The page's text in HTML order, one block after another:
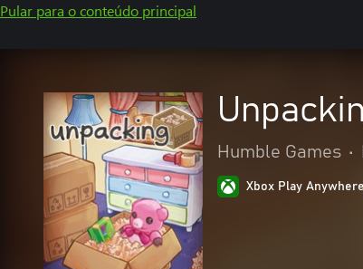
Pular para o conteúdo principal
Humble Games •
Xbox Play Anywhere